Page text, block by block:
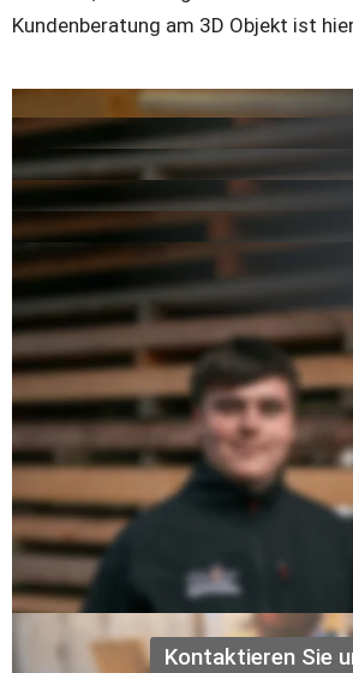
Kundenberatung am 3D Objekt ist
Unsere Leistungen:
Dachstühle
Fachwerkbau
Fenster & Türen
Terrassen
Carports
Vordächer
Balkone
Holzschutz
Kontaktieren Sie